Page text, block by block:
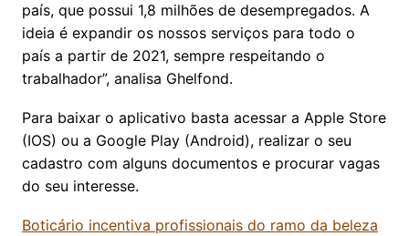
país, que possui 1,8 milhões de desempregados. A
ideia é expandir os nossos serviços para todo o
país a partir de 2021, sempre respeitando o
trabalhador”, analisa Ghelfond.
Para baixar o aplicativo basta acessar a Apple Store
(IOS) ou a Google Play (Android), realizar o seu
cadastro com alguns documentos e procurar vagas
do seu interesse.
Boticário incentiva profissionais do ramo da beleza